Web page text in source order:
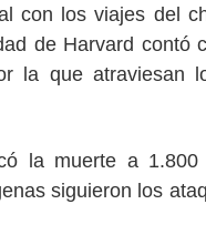
con los viajes del
de Harvard contó
la que atraviesan
la muerte a
siguieron los